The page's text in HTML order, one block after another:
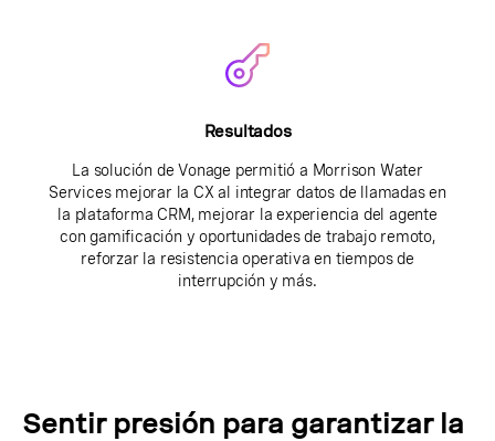
Resultados
La solución de Vonage permitió a Morrison Water
Services mejorar la CX al integrar datos de llamadas en
la plataforma CRM, mejorar la experiencia del agente
con gamificación y oportunidades de trabajo remoto,
reforzar la resistencia operativa en tiempos de
interrupción y más.
Sentir presión para garantizar la